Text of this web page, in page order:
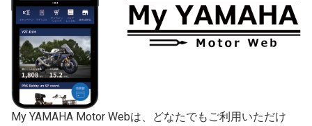
My YAMAHA Motor Webは、どなたでもご利用いただけ